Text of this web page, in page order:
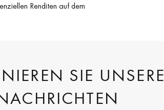
Renditen auf dem
SIE UNSERE